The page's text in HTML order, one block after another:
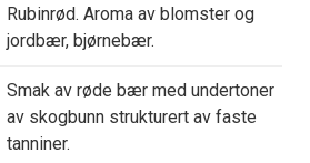
Rubinrød. Aroma av blomster og
jordbær, bjørnebær.
Smak av røde bær med undertoner
av skogbunn strukturert av faste
tanniner.